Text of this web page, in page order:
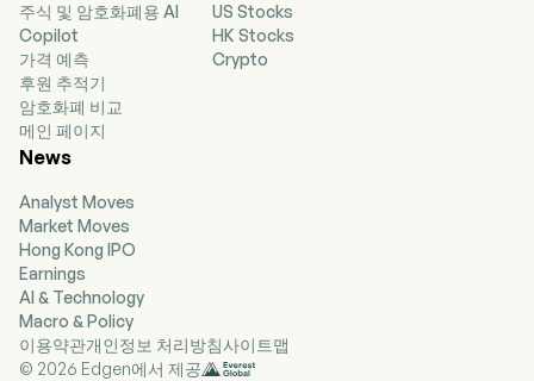
은, 납, 아연 농축물을 생산하고 있습니다. 운영 자산
은 터키 에르진잔 주에 위치한 Copler, 미국 네바다
주에 위치한 Marigold, 캐나다 서스캐처원 주에 위치
한 Seabee, 아르헨티나 후후이 주에 위치한 Puna 등
4개 광산으로 구성되어 있습니다. 또한 미국, 아르헨
티나, 캐나다, 터키에 위치한 자산에 대한 탐사 및 개
발 활동에도 참여하고 있습니다. Copler 자산은
리 시설로 구성되어 있습니다. 이 회사는 또한
Cripple Creek & Victor 금광을 보유하고 있습니다.
주식 및 암호화폐용 AI
Copilot
가격 예측
후원 추적기
암호화폐 비교
메인 페이지
US Stocks
HK Stocks
Crypto
News
Analyst Moves
Market Moves
Hong Kong IPO
Earnings
AI & Technology
Macro & Policy
이용약관개인정보 처리방침사이트맵
© 2026 Edgen에서 제공